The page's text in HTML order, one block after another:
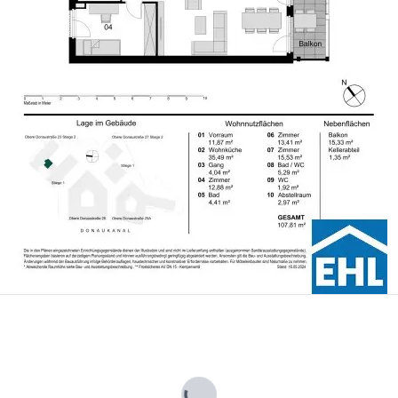
USt. Diese Daten sind vorbehaltlich möglicher Änderungen.
wirtschaftliches Naheverhältnis besteht.